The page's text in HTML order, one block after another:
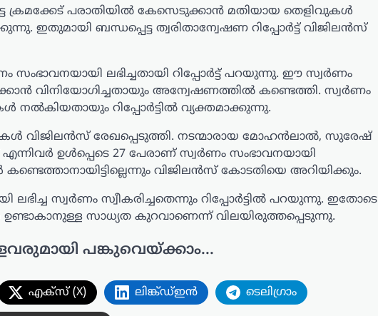
ക്രമക്കേട് പരാതിയിൽ കേസെടുക്കാൻ മതിയായ തെളിവുകൾ
ഇതുമായി ബന്ധപ്പെട്ട ത്വരിതാന്വേഷണ റിപ്പോർട്ട് വിജിലൻസ്
സംഭാവനയായി ലഭിച്ചതായി റിപ്പോർട്ട് പറയുന്നു. ഈ സ്വർണം
വിനിയോഗിച്ചതായും അന്വേഷണത്തിൽ കണ്ടെത്തി. സ്വർണം
റിപ്പോർട്ടിൽ വ്യക്തമാക്കുന്നു.
വിജിലൻസ് രേഖപ്പെടുത്തി. നടന്മാരായ മോഹൻലാൽ, സുരേഷ്
ഉൾപ്പെടെ 27 പേരാണ് സ്വർണം സംഭാവനയായി
വിജിലൻസ് കോടതിയെ അറിയിക്കും.
സ്വർണം സ്വീകരിച്ചതെന്നും റിപ്പോർട്ടിൽ പറയുന്നു. ഇതോടെ
സാധ്യത കുറവാണെന്ന് വിലയിരുത്തപ്പെടുന്നു.
പങ്കുവെയ്ക്കാം...
എക്സ് (X) ലിങ്ക്ഡ്ഇൻ ടെലിഗ്രാം